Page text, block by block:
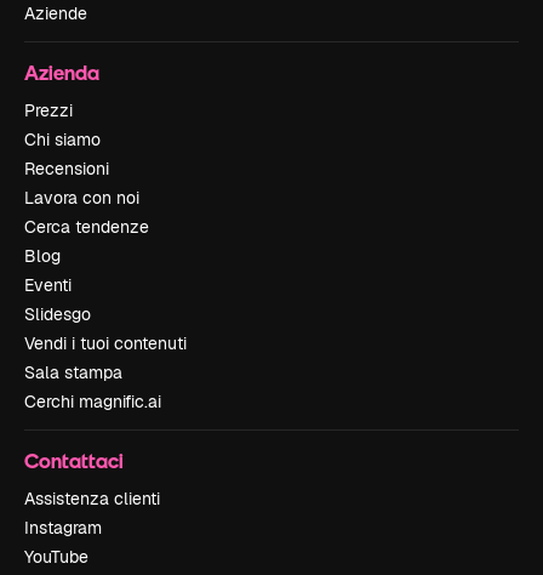
Aziende
Azienda
Prezzi
Chi siamo
Recensioni
Lavora con noi
Cerca tendenze
Blog
Eventi
Slidesgo
Vendi i tuoi contenuti
Sala stampa
Cerchi magnific.ai
Contattaci
Assistenza clienti
Instagram
YouTube